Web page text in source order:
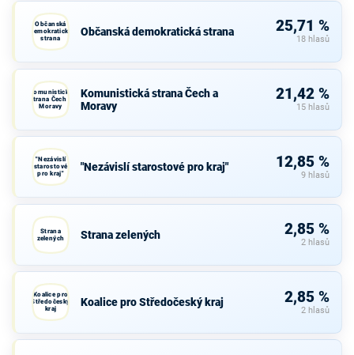
Občanská
demokratická
strana
Občanská demokratická strana 25,71 %
18 hlasů
Komunistická
strana Čech a
Moravy
Komunistická strana Čech a
Moravy
21,42 %
15 hlasů
"Nezávislí
starostové
pro kraj"
"Nezávislí starostové pro kraj" 12,85 %
9 hlasů
Strana
zelených
Strana zelených 2,85 %
2 hlasů
Koalice pro
Středočeský
kraj
Koalice pro Středočeský kraj 2,85 %
2 hlasů